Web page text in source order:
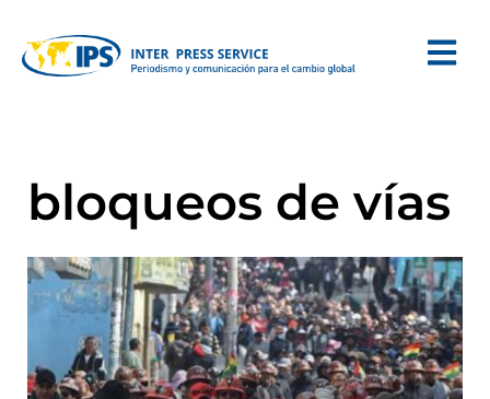
bloqueos de vías